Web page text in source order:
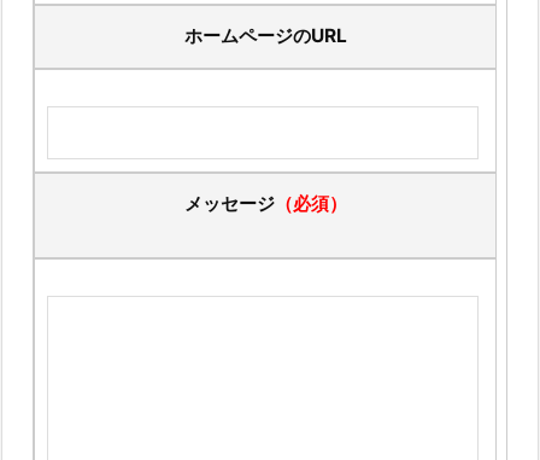
ホームページのURL
メッセージ（必須）